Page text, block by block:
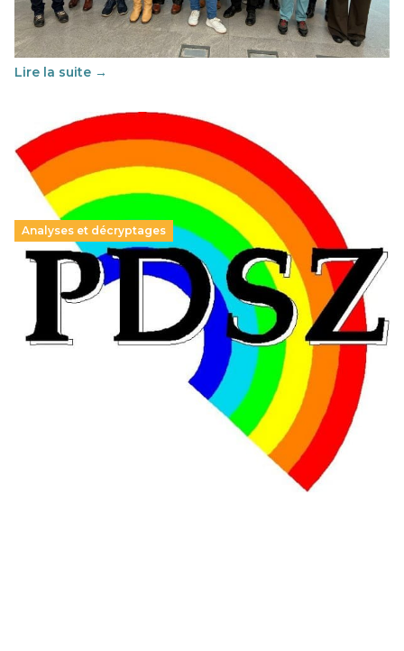
Cette année, l'UNSA Éducation a mené un projet Erasmus
soutenu par l'union Européenne et centré sur l'éducation
au vivre-ensemble : quelles différences entre la France…
Lire la suite →
Analyses et décryptages
Hongrie : du changement pour les politiques
éducatives, aussi !
25 juin 2026
En Hongrie, le conservateur Peter Magyar et son parti
Tisza "Respect et liberté" ont remporté une large victoire,
contre le premier ministre sortant, Viktor Orban,…